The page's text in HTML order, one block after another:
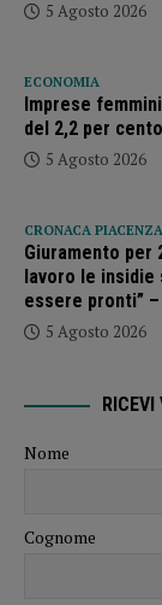
5 Agosto 2026
ECONOMIA
Imprese
del 2,2 per cento
5 Agosto 2026
CRONACA PIACENZA
Giuramento per
lavoro le insidie
essere pronti” –
5 Agosto 2026
Nome
Cognome